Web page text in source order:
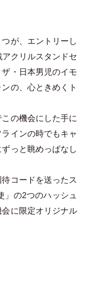
が、エントリーし
アクリルスタンドセ
ザ ・ 日本男児のイモ
の、心ときめくト
この機会にした手に
インの時でもキャ
っと眺めっぱなし
コードを送ったス
」 の2つのハッシュ
に限定オリジナル